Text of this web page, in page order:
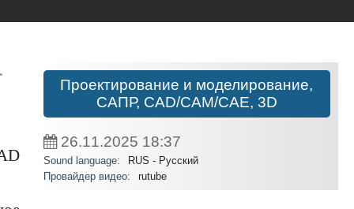
Проектирование и моделирование,
САПР, CAD/CAM/CAE, 3D
26.11.2025 18:37
Sound language:
RUS - Русский
Провайдер видео:
rutube